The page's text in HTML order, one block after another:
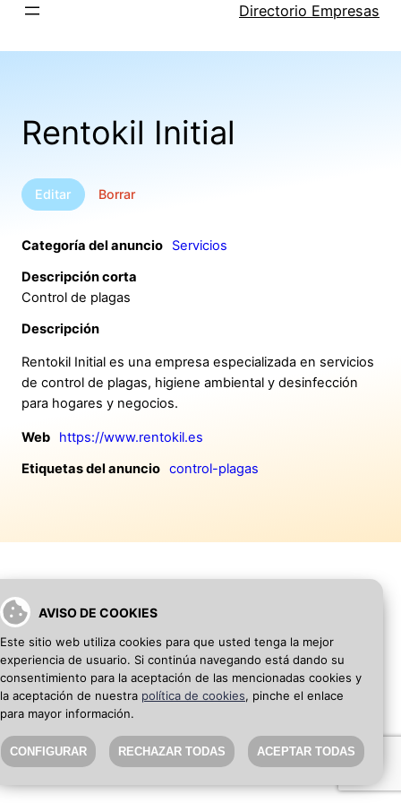
AVISO DE COOKIES
Este sitio web utiliza cookies para que usted tenga la mejor
experiencia de usuario. Si continúa navegando está dando su
consentimiento para la aceptación de las mencionadas cookies y
la aceptación de nuestra política de cookies, pinche el enlace
para mayor información.
CONFIGURAR RECHAZAR TODAS ACEPTAR TODAS
Saltar
Directorio Empresas
Rentokil Initial
Editar Borrar
Categoría del anuncio
Servicios
Descripción corta
Control de plagas
Descripción
Rentokil Initial es una empresa especializada en servicios
de control de plagas, higiene ambiental y desinfección
para hogares y negocios.
Web
https://www.rentokil.es
Etiquetas del anuncio control-plagas
VOLVER A INICIO
SEO Blog ·Aviso Legal·Política de privacidad